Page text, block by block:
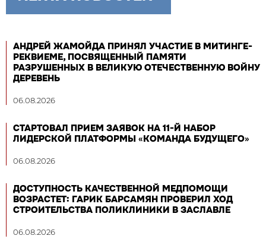
АНДРЕЙ ЖАМОЙДА ПРИНЯЛ УЧАСТИЕ В МИТИНГЕ-
РЕКВИЕМЕ, ПОСВЯЩЕННЫЙ ПАМЯТИ
РАЗРУШЕННЫХ В ВЕЛИКУЮ ОТЕЧЕСТВЕННУЮ ВОЙНУ
ДЕРЕВЕНЬ
06.08.2026
СТАРТОВАЛ ПРИЕМ ЗАЯВОК НА 11-Й НАБОР
ЛИДЕРСКОЙ ПЛАТФОРМЫ «КОМАНДА БУДУЩЕГО»
06.08.2026
ДОСТУПНОСТЬ КАЧЕСТВЕННОЙ МЕДПОМОЩИ
ВОЗРАСТЕТ: ГАРИК БАРСАМЯН ПРОВЕРИЛ ХОД
СТРОИТЕЛЬСТВА ПОЛИКЛИНИКИ В ЗАСЛАВЛЕ
06.08.2026